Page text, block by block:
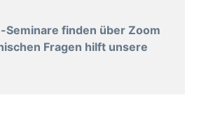
Seminare finden über Zoom
Fragen hilft unsere